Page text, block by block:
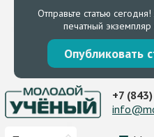
Отправьте статью сегодня!
печатный экземпляр
Опубликовать
+7